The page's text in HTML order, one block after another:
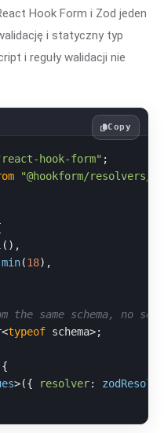
Hook Form i Zod jeden
i statyczny typ
i reguły walidacji nie
hook-form"
"@hookform/resolvers/
(),
min(18),
same schema, no
<typeof schema>;
>({ resolver:
Copy